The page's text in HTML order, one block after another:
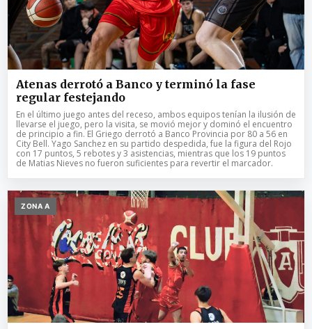
Atenas derrotó a Banco y terminó la fase
regular festejando
En el último juego antes del receso, ambos equipos tenían la ilusión de
llevarse el juego, pero la visita, se movió mejor y dominó el encuentro
de principio a fin. El Griego derrotó a Banco Provincia por 80 a 56 en
City Bell. Yago Sanchez en su partido despedida, fue la figura del Rojo
con 17 puntos, 5 rebotes y 3 asistencias, mientras que los 19 puntos
de Matias Nieves no fueron suficientes para revertir el marcador.
ZONA A